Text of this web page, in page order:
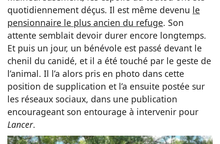
quotidiennement déçus. Il est même devenu le
pensionnaire le plus ancien du refuge. Son
attente semblait devoir durer encore longtemps.
Et puis un jour, un bénévole est passé devant le
chenil du canidé, et il a été touché par le geste de
l’animal. Il l’a alors pris en photo dans cette
position de supplication et l’a ensuite postée sur
les réseaux sociaux, dans une publication
encourageant son entourage à intervenir pour
Lancer.